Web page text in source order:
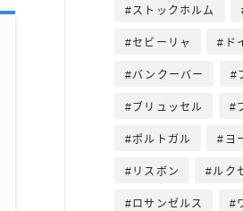
ストックホルム
セビーリャ ド
バンクーバー
ブリュッセル
ポルトガル ヨ
リスボン ルク
ロサンゼルス